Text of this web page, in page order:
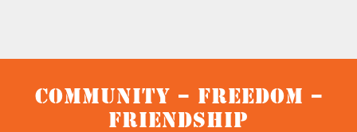
Community – Freedom –
Friendship